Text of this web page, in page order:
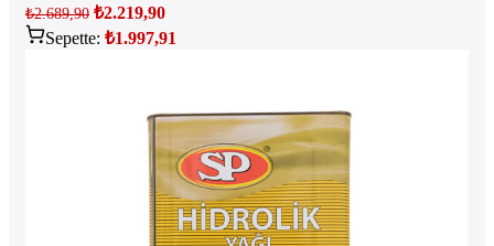
₺2.689,90 ₺2.219,90
Sepette: ₺1.997,91